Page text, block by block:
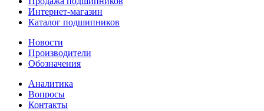
Интернет-магазин
Каталог подшипников
Новости
Производители
Обозначения
Аналитика
Вопросы
Контакты